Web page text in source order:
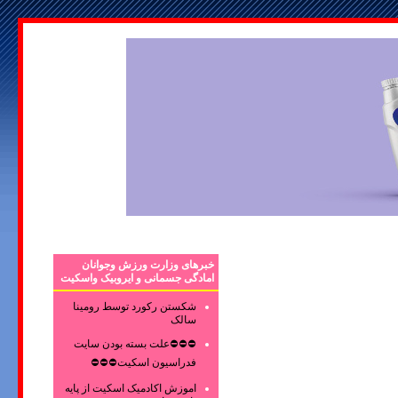
خبرهای وزارت ورزش وجوانان
امادگی جسمانی و ایروبیک واسکیت
شکستن رکورد توسط رومینا
سالک
⛔⛔⛔علت بسته بودن سایت
فدراسیون اسکیت⛔⛔⛔
اموزش اکادمیک اسکیت از پایه